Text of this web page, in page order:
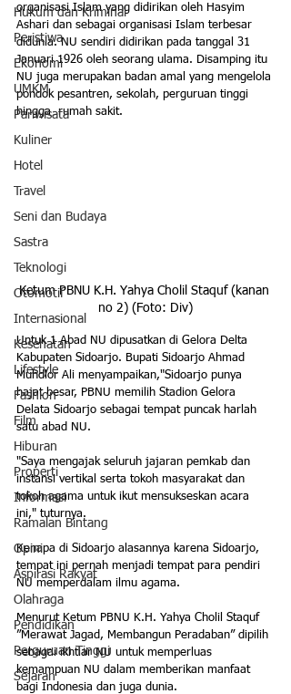
Hukum dan Kriminal
Peristiwa
Ekonomi
UMKM
Pariwisata
Kuliner
Hotel
Travel
Seni dan Budaya
Sastra
Teknologi
Otomotif
Internasional
Kesehatan
Lifestyle
Fashion
Film
Hiburan
Properti
Informasi
Ramalan Bintang
Opini
Aspirasi Rakyat
Olahraga
Pendidikan
Perguruan Tinggi
Sejarah
organisasi Islam yang didirikan oleh Hasyim
Ashari dan sebagai organisasi Islam terbesar
didunia. NU sendiri didirikan pada tanggal 31
Januari 1926 oleh seorang ulama. Disamping itu
NU juga merupakan badan amal yang mengelola
pondok pesantren, sekolah, perguruan tinggi
hingga  rumah sakit.
Ketum PBNU K.H. Yahya Cholil Staquf (kanan
no 2) (Foto: Div)
Untuk 1 Abad NU dipusatkan di Gelora Delta
Kabupaten Sidoarjo. Bupati Sidoarjo Ahmad
Muhdlor Ali menyampaikan,"Sidoarjo punya
hajat besar, PBNU memilih Stadion Gelora
Delata Sidoarjo sebagai tempat puncak harlah
satu abad NU.
"Saya mengajak seluruh jajaran pemkab dan
instansi vertikal serta tokoh masyarakat dan
tokoh agama untuk ikut mensukseskan acara
ini," tuturnya.
Kenapa di Sidoarjo alasannya karena Sidoarjo,
tempat ini pernah menjadi tempat para pendiri
NU memperdalam ilmu agama.
Menurut Ketum PBNU K.H. Yahya Cholil Staquf
”Merawat Jagad, Membangun Peradaban” dipilih
sebagai ikhtiar NU untuk memperluas
kemampuan NU dalam memberikan manfaat
bagi Indonesia dan juga dunia.